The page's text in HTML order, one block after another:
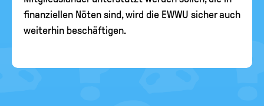
finanziellen Nöten sind, wird die EWWU sicher auch
weiterhin beschäftigen.